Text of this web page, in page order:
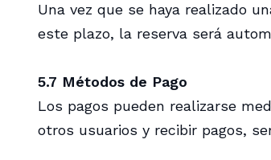
Una vez que se haya realizado
este plazo, la reserva será
5.7 Métodos de Pago
Los pagos pueden realizarse
otros usuarios y recibir pagos,